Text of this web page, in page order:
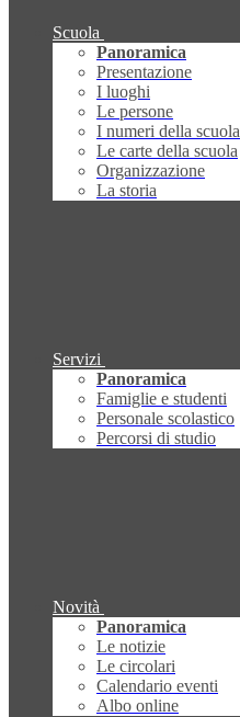
Scuola
Panoramica
Presentazione
I luoghi
Le persone
I numeri della scuola
Le carte della scuola
Organizzazione
La storia
Servizi
Panoramica
Famiglie e studenti
Personale scolastico
Percorsi di studio
Novità
Panoramica
Le notizie
Le circolari
Calendario eventi
Albo online